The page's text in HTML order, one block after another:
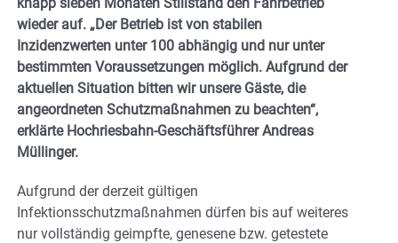
wieder auf. „Der Betrieb ist von stabilen
Inzidenzwerten unter 100 abhängig und nur unter
bestimmten Voraussetzungen möglich. Aufgrund der
aktuellen Situation bitten wir unsere Gäste, die
angeordneten Schutzmaßnahmen zu beachten“,
erklärte Hochriesbahn-Geschäftsführer Andreas
Müllinger.
Aufgrund der derzeit gültigen
Infektionsschutzmaßnahmen dürfen bis auf weiteres
nur vollständig geimpfte, genesene bzw. getestete